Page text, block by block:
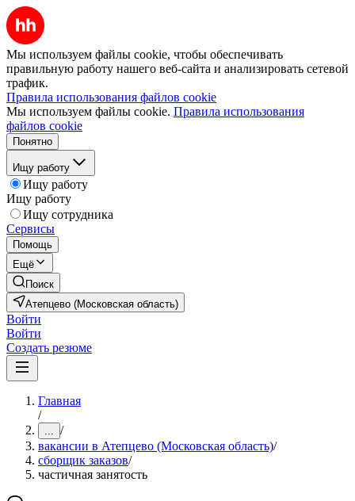
Мы используем файлы cookie, чтобы обеспечивать
правильную работу нашего веб-сайта и анализировать сетевой
трафик.
Правила использования файлов cookie
Мы используем файлы cookie. Правила использования
файлов cookie
Понятно
Ищу работу
Ищу работу
Ищу работу
Ищу сотрудника
Сервисы
Помощь
Ещё
Поиск
Атепцево (Московская область)
Войти
Войти
Создать резюме
Главная
/
... /
вакансии в Атепцево (Московская область)/
сборщик заказов/
частичная занятость